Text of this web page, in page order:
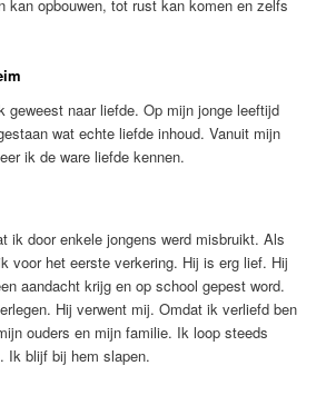
kan opbouwen, tot rust kan komen en zelfs
geweest naar liefde. Op mijn jonge leeftijd
wat echte liefde inhoud. Vanuit mijn
ik de ware liefde kennen.
ik door enkele jongens werd misbruikt. Als
voor het eerste verkering. Hij is erg lief. Hij
aandacht krijg en op school gepest word.
Hij verwent mij. Omdat ik verliefd ben
ouders en mijn familie. Ik loop steeds
Ik blijf bij hem slapen.